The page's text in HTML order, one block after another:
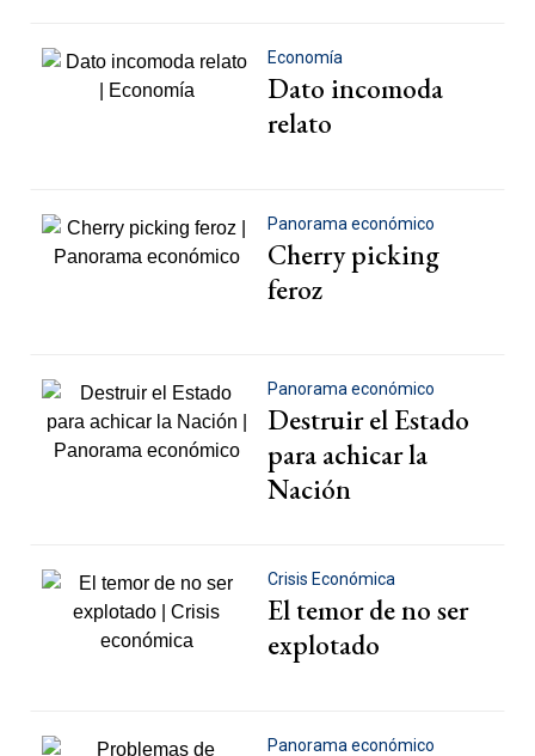
Economía
Dato incomoda
relato
Panorama económico
Cherry picking
feroz
Panorama económico
Destruir el Estado
para achicar la
Nación
Crisis Económica
El temor de no ser
explotado
Panorama económico